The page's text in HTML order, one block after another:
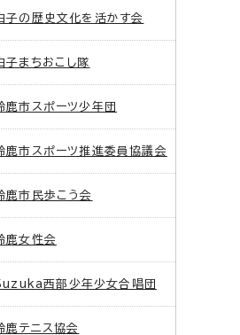
子の歴史文化を活かす会
子まちおこし隊
鹿市スポーツ少年団
鹿市スポーツ推進委員協議会
鹿市民歩こう会
鹿女性会
西部少年少女合唱団
鹿テニス協会